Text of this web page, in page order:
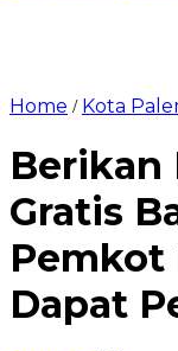
Home / Kota
Berikan
Gratis
Pemkot
Dapat